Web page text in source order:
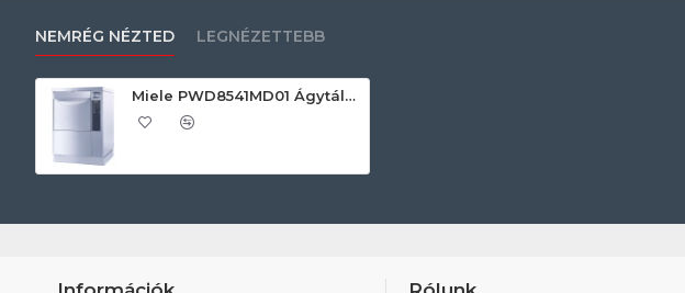
NEMRÉG NÉZTED LEGNÉZETTEBB
Miele PWD8541MD01 Ágytálmosó berendezések